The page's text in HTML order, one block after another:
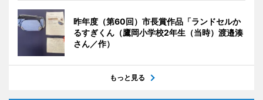
昨年度（第60回）市長賞作品「ランドセルか
るすぎくん（鷹岡小学校2年生（当時）渡邉湊
さん／作）
もっと見る